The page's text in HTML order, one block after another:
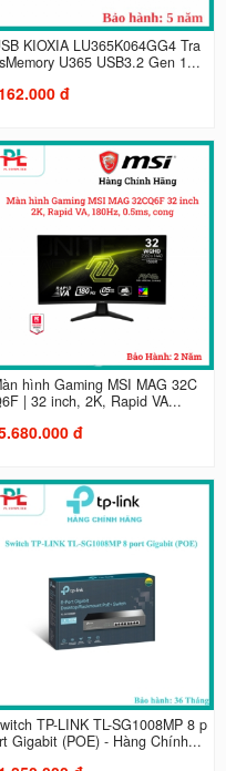
KIOXIA LU365K064GG4 Tra
U365 USB3.2 Gen 1...
162.000 đ
hình Gaming MSI MAG 32C
| 32 inch, 2K, Rapid VA...
đ
TP-LINK TL-SG1008MP 8 p
Gigabit (POE) - Hàng Chính...